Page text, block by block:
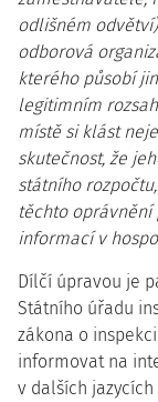
odlišném
odborová
kterého působí
legitimním
místě si klást
skutečnost, že
státního
těchto oprávnění
informací v
Dílčí úpravou je
Státního úřadu
zákona o
informovat na
v dalších